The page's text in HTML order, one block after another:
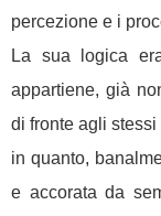
percezione e i
La sua logica
appartiene, già
di fronte agli
in quanto,
e accorata da